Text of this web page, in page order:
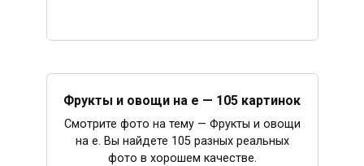
Фрукты и овощи на е — 105 картинок
Смотрите фото на тему — Фрукты и овощи
на е. Вы найдете 105 разных реальных
фото в хорошем качестве.